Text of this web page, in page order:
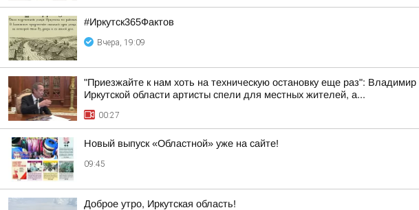
#Иркутск365Фактов
Вчера, 19:09
"Приезжайте к нам хоть на техническую остановку еще раз":
Иркутской области артисты спели для местных жителей, а...
00:27
Новый выпуск «Областной» уже на сайте!
09:45
Доброе утро, Иркутская область!